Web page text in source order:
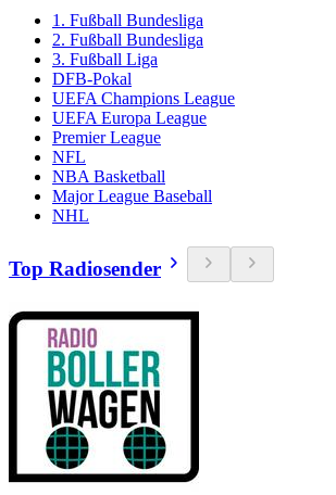
1. Fußball Bundesliga
2. Fußball Bundesliga
3. Fußball Liga
DFB-Pokal
UEFA Champions League
UEFA Europa League
Premier League
NFL
NBA Basketball
Major League Baseball
NHL
Top Radiosender